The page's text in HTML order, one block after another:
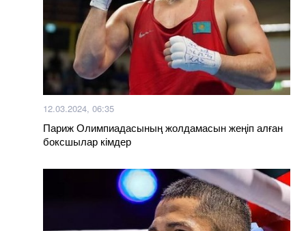
12.03.2024, 06:35
Париж Олимпиадасының жолдамасын жеңіп алған
боксшылар кімдер